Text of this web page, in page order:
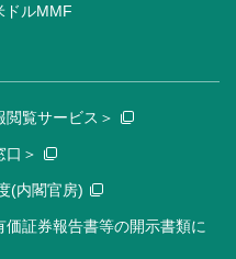
ドルMMF
覧サービス＞
口＞
(内閣官房)
証券報告書等の開示書類に